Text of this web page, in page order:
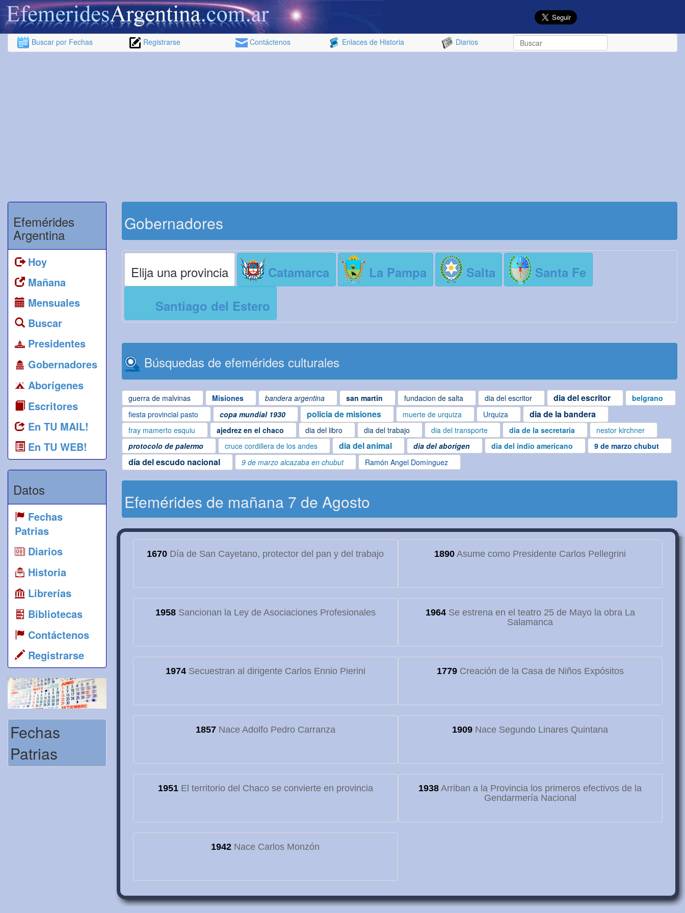
Buscar por Fechas Registrarse Contáctenos Enlaces de Historia Diarios
Efemérides
Argentina
Hoy
Mañana
Mensuales
Buscar
Presidentes
Gobernadores
Aborígenes
Escritores
En TU MAIL!
En TU WEB!
Datos
Fechas
Patrias
Diarios
Historia
Librerías
Bibliotecas
Contáctenos
Registrarse
Fechas
Patrias
Gobernadores
Elija una provincia Catamarca La Pampa Salta
Santa Fe
Santiago del Estero
Búsquedas de efemérides culturales
guerra de malvinas Misiones bandera argentina san martin fundacion de salta dia del escritor dia del escritor
belgrano
fiesta provincial pasto
copa mundial 1930 policia de misiones muerte de urquiza Urquiza dia de la bandera
fray mamerto esquiu ajedrez en el chaco dia del libro dia del trabajo dia del transporte dia de la secretaria
nestor kirchner
protocolo de palermo
cruce cordillera de los andes dia del animal dia del aborigen dia del indio americano 9 de marzo chubut
día del escudo nacional 9 de marzo alcazaba en chubut Ramón Angel Domínguez
Efemérides de mañana 7 de Agosto
1670 Día de San Cayetano, protector del pan y del trabajo 1890 Asume como Presidente Carlos Pellegrini
1958Sancionan la Ley de Asociaciones Profesionales 1964Se estrena en el teatro 25 de Mayo la obra La
Salamanca
1974Secuestran al dirigente Carlos Ennio Pierini 1779Creación de la Casa de Niños Expósitos
1857Nace Adolfo Pedro Carranza 1909 Nace Segundo Linares Quintana
1951El territorio del Chaco se convierte en provincia 1938 Arriban a la Provincia los primeros efectivos de la
Gendarmería Nacional
1942 Nace Carlos Monzón